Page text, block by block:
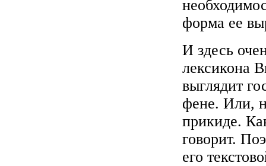
форма ее
И здесь
лексикона
выглядит
фене. Или,
прикиде.
говорит.
его